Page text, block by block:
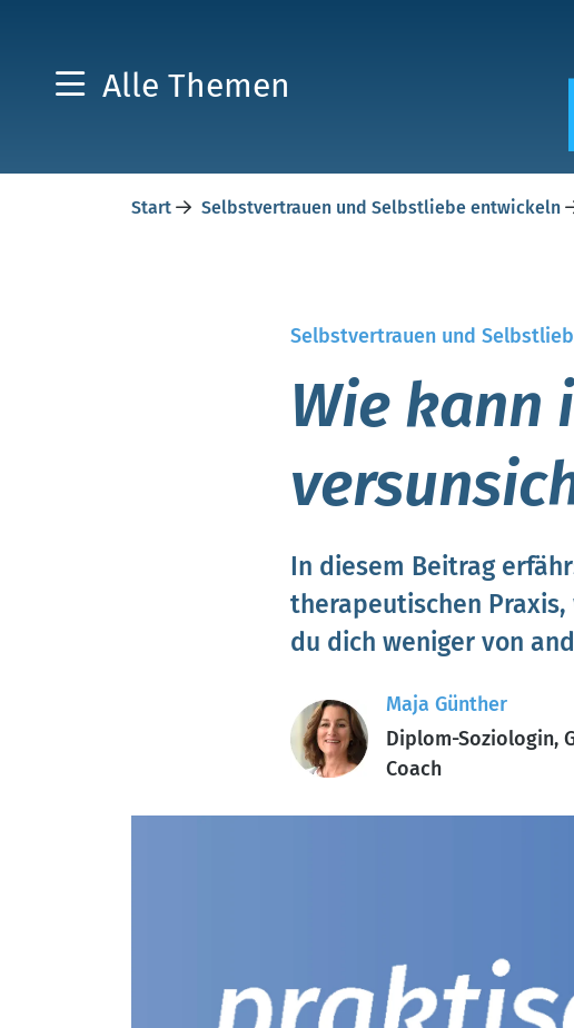
Alle Themen
Start Selbstvertrauen und Selbstliebe entwickeln
Selbstvertrauen und
Wie kann
In diesem Beitrag
therapeutischen
du dich weniger von
Maja Günther
Diplom-Soziologin,
Coach